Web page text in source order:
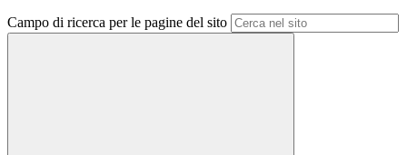
Campo di ricerca per le pagine del sito